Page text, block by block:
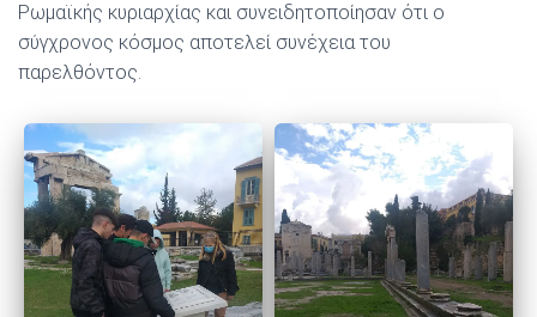
Ρωμαϊκής κυριαρχίας και συνειδητοποίησαν ότι ο
σύγχρονος κόσμος αποτελεί συνέχεια του
παρελθόντος.